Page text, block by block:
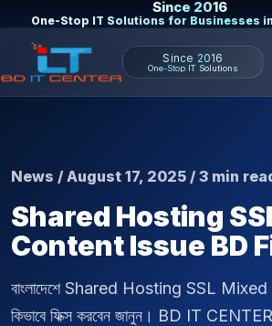
Since 2016
One-Stop IT Solutions for Businesses
Since 2016
One-Stop IT Solutions
News / August 17, 2025 / 3 min
Shared Hosting
Content Issue BD
বাংলাদেশে Shared Hosting SSL
কিভাবে ফিক্স করবেন জানুন। BD IT